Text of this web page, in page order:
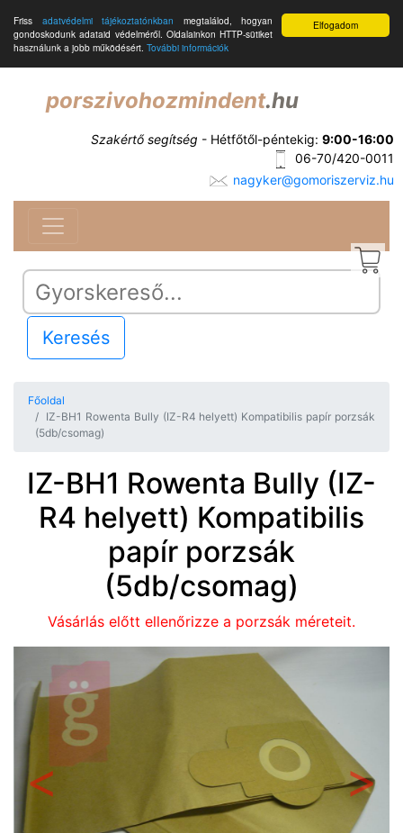
Elfogadom
Friss adatvédelmi tájékoztatónkban megtalálod, hogyan
gondoskodunk adataid védelméről. Oldalainkon HTTP-sütiket
használunk a jobb működésért. További információk
porszivohozmindent.hu
Szakértő segítség - Hétfőtől-péntekig: 9:00-16:00
06-70/420-0011
nagyker@gomoriszerviz.hu
Keresés
Főoldal
IZ-BH1 Rowenta Bully (IZ-R4 helyett) Kompatibilis papír porzsák
(5db/csomag)
IZ-BH1 Rowenta Bully (IZ-
R4 helyett) Kompatibilis
papír porzsák
(5db/csomag)
Vásárlás előtt ellenőrizze a porzsák méreteit.
Előző